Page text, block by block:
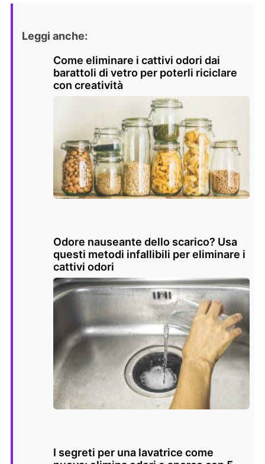
Leggi anche:
Come eliminare i cattivi odori dai
barattoli di vetro per poterli riciclare
con creatività
Odore nauseante dello scarico? Usa
questi metodi infallibili per eliminare i
cattivi odori
I segreti per una lavatrice come